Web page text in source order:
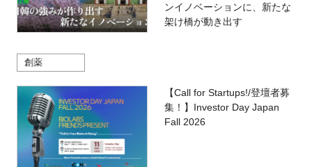
ンイノベーションに、新たな
架け橋が動き出す
創薬
【Call for Startups!/登壇者募
集！】Investor Day Japan
Fall 2026